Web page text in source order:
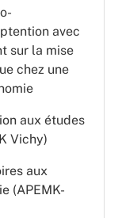
avec
sur la mise
chez une
aux études
Vichy)
aux
(APEMK-